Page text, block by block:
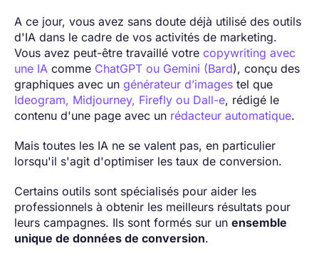
A ce jour, vous avez sans doute déjà utilisé des outils
d'IA dans le cadre de vos activités de marketing.
Vous avez peut-être travaillé votre copywriting avec
une IA comme ChatGPT ou Gemini (Bard), conçu des
graphiques avec un générateur d’images tel que
Ideogram, Midjourney, Firefly ou Dall-e, rédigé le
contenu d'une page avec un rédacteur automatique.
Mais toutes les IA ne se valent pas, en particulier
lorsqu'il s'agit d'optimiser les taux de conversion.
Certains outils sont spécialisés pour aider les
professionnels à obtenir les meilleurs résultats pour
leurs campagnes. Ils sont formés sur un ensemble
unique de données de conversion.